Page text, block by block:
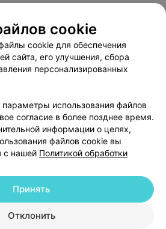
соглашение
Способы оплаты
Партнеры
руководителю 103.by
персональных данных
191700409
| 220012, Республика Беларусь,
cookie
cookie для обеспечения
сайта, его улучшения, сбора
персонализированных
использования файлов
согласие в более позднее время.
информации о целях,
файлов cookie вы
с нашей Политикой обработки
Отклонить
Принять